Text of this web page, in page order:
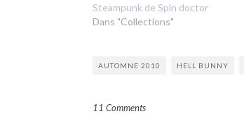
Steampunk de Spin doctor
Dans "Collections"
AUTOMNE 2010 HELL BUNNY
11 Comments